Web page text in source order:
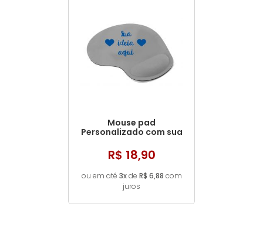
Mouse pad
Personalizado com sua
R$ 18,90
ou em até 3xde R$ 6,88 com
juros